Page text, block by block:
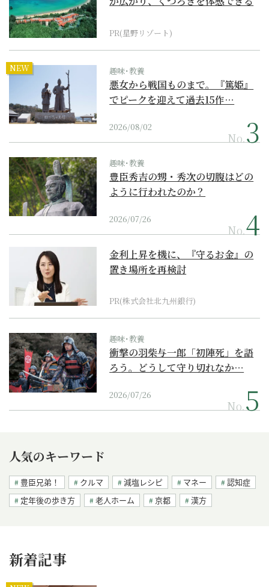
PR(星野リゾート)
NEW 趣味･教養
悪女から戦国ものまで。『篤姫』
でピークを迎えて過去15作…
2026/08/02
No.
趣味･教養
豊臣秀吉の甥・秀次の切腹はどの
ように行われたのか？
2026/07/26
No.
金利上昇を機に、『守るお金』の
置き場所を再検討
PR(株式会社北九州銀行)
趣味･教養
衝撃の羽柴与一郎「初陣死」を語
ろう。どうして守り切れなか…
2026/07/26
No.
人気のキーワード
豊臣兄弟！ クルマ 減塩レシピ マネー
認知症
定年後の歩き方
老人ホーム 京都 漢方
新着記事